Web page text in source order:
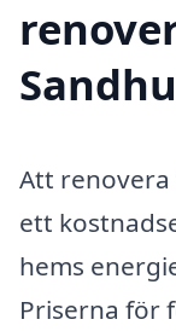
Att renovera
ett
hems
Priserna för